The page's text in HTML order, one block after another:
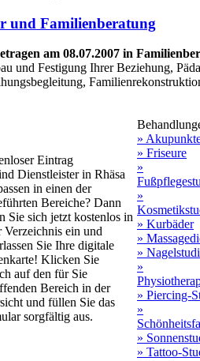
und Familienberatung
am 08.07.2007 in
und Festigung Ihrer Beziehung,
Eintrag
Dienstleister in Rhäsa
in einen der
Bereiche? Dann
Sie sich jetzt kostenlos in
Verzeichnis ein und
Sie Ihre digitale
Klicken Sie
auf den für Sie
Bereich in der
und füllen Sie das
sorgfältig aus.
»
» Friseure
»
»
» Kurbäder
»
»
»
» Piercing-
»
»
» Tattoo-